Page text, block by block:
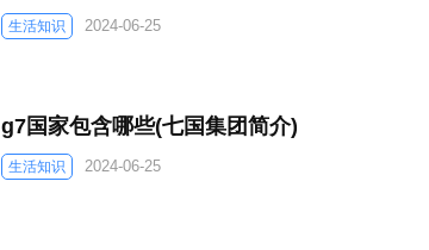
生活知识 2024-06-25
g7国家包含哪些(七国集团简介)
生活知识 2024-06-25